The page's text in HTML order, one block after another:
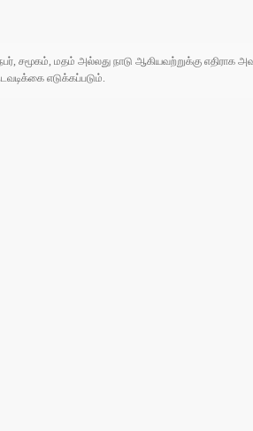
சமூகம், மதம் அல்லது நாடு ஆகியவற்றுக்கு எதிராக
எடுக்கப்படும்.